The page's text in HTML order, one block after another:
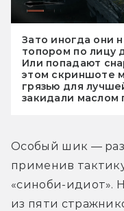
Зато иногда они
топором по лицу
Или попадают
этом скриншоте
грязью для
закидали маслом
Особый шик —
применив
«синоби-идиот».
из пяти